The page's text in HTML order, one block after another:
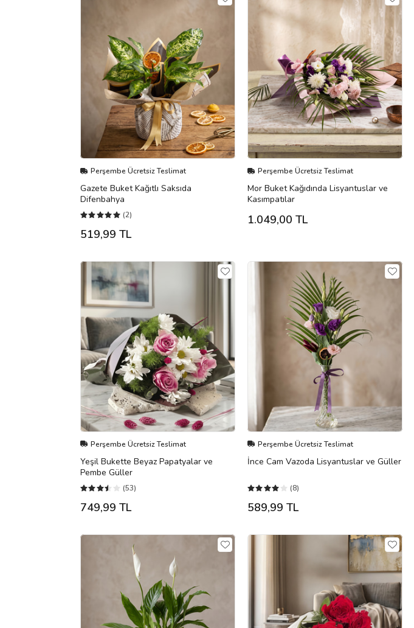
Perşembe Ücretsiz Teslimat
Gazete Buket Kağıtlı Saksıda
Difenbahya
(2)
519,99 TL
Perşembe Ücretsiz Teslimat
Mor Buket Kağıdında Lisyantuslar ve
Kasımpatılar
1.049,00 TL
Perşembe Ücretsiz Teslimat
Yeşil Bukette Beyaz Papatyalar ve
Pembe Güller
(53)
749,99 TL
Perşembe Ücretsiz Teslimat
İnce Cam Vazoda Lisyantuslar ve Güller
(8)
589,99 TL